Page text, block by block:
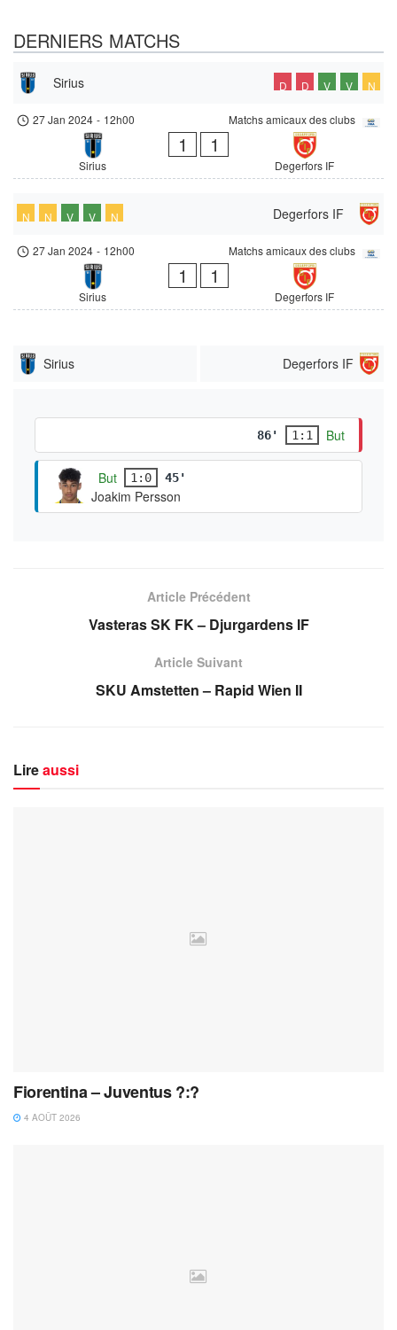
DERNIERS MATCHS
Sirius D D V V N
Matchs amicaux des clubs
27 Jan 2024 - 12h00
Sirius
1 1
Degerfors IF
Degerfors IF
N N V V N
Matchs amicaux des clubs
27 Jan 2024 - 12h00
Sirius
1 1
Degerfors IF
Sirius Degerfors IF
86' 1:1 But
But 1:0 45'
Joakim Persson
Article Précédent
Vasteras SK FK – Djurgardens IF
Article Suivant
SKU Amstetten – Rapid Wien II
Lireaussi
Fiorentina – Juventus ?:?
4 AOÛT 2026